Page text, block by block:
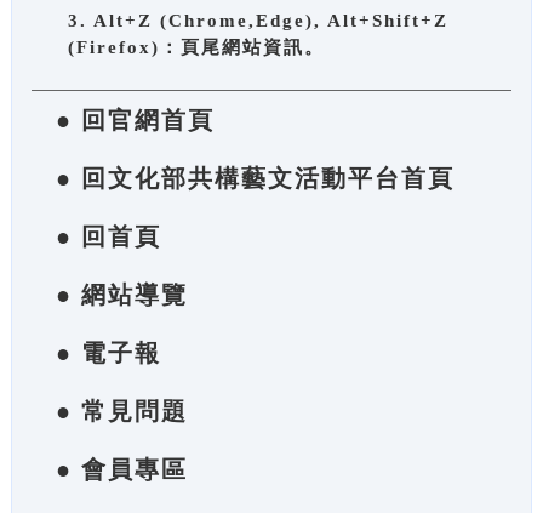
3. Alt+Z (Chrome,Edge), Alt+Shift+Z
(Firefox)：頁尾網站資訊。
● 回官網首頁
● 回文化部共構藝文活動平台首頁
● 回首頁
● 網站導覽
● 電子報
● 常見問題
● 會員專區